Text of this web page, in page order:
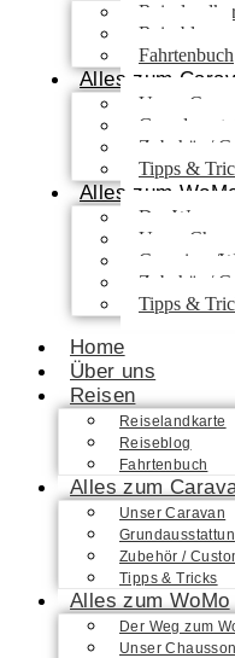
Reiseblog
Fahrtenbuch
Alles zum
Unser
Zubehör /
Tipps &
Alles zum
Der Weg
Unser
Camping-/
Zubehör /
Tipps &
Home
Über uns
Reisen
Reiselandkarte
Reiseblog
Fahrtenbuch
Alles zum
Unser Caravan
Zubehör /
Tipps & Tricks
Alles zum WoMo
Der Weg zum
Unser